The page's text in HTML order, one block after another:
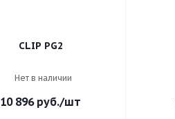
CLIP PG2
Нет в наличии
10 896руб./шт